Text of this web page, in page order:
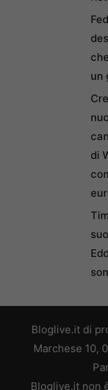
un
di
Bloglive.it di
Marchese 10,
Bloglive.it non